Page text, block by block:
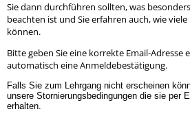
Sie dann durchführen sollten, was
beachten ist und Sie erfahren auch, wie
können.
Bitte geben Sie eine korrekte Email-Adresse
automatisch eine Anmeldebestätigung.
Falls Sie zum Lehrgang nicht erscheinen
unsere Stornierungsbedingungen die sie per
erhalten.